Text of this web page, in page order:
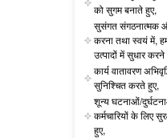
को सुगम बनाते हुए,
सुसंगत संगठनात्मक
करना तथा स्वयं में,
उत्पादों में सुधार
कार्य वातावरण
सुनिश्चित करते हुए,
शून्य घटनाओं/
कर्मचारियों के लिए
हुए,